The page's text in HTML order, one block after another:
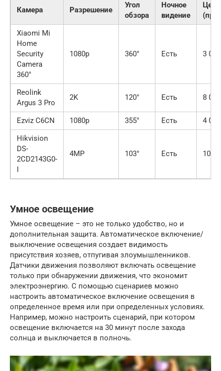
Камера Разрешение
Угол
обзора
Ночное
видение
Цена
Xiaomi Mi
Home
Security
Camera
360°
1080p 360° Есть 3
Reolink
Argus 3 Pro
2K 120° Есть 8
Ezviz C6CN 1080p 355° Есть
4
Hikvision
DS-
2CD2143G0-
4MP 103° Есть 10
Умное освещение
Умное освещение – это не только удобство, но и
дополнительная защита. Автоматическое включение/
выключение освещения создает видимость
присутствия хозяев, отпугивая злоумышленников.
Датчики движения позволяют включать освещение
только при обнаружении движения, что экономит
электроэнергию. С помощью сценариев можно
настроить автоматическое включение освещения в
определенное время или при определенных условиях.
Например, можно настроить сценарий, при котором
освещение включается на 30 минут после захода
солнца и выключается в полночь.